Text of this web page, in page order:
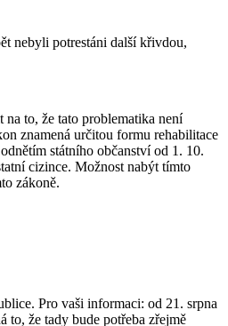
nebyli potrestáni další křivdou,
to, že tato problematika není
znamená určitou formu rehabilitace
státního občanství od 1. 10.
cizince. Možnost nabýt tímto
zákoně.
Pro vaši informaci: od 21. srpna
to, že tady bude potřeba zřejmě